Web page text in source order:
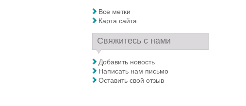
Все метки
Карта сайта
Свяжитесь с нами
Добавить новость
Написать нам письмо
Оставить свой отзыв